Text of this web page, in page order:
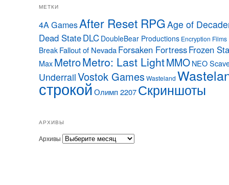
МЕТКИ
4A GamesAfter Reset RPGAge of
Dead StateDLC DoubleBear Productions Encryption Films
Break Fallout of NevadaForsaken FortressFrozen
MaxMetroMetro: Last LightMMONEO
UnderrailVostok GamesWasteland
строкойОлимп 2207Скриншоты
АРХИВЫ
Архивы